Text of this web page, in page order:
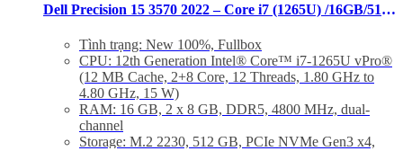
Dell Precision 15 3570 2022 – Core i7 (1265U) /16GB/512GB/NVIDIA T550/FHD
Tình trạng: New 100%, Fullbox
CPU: 12th Generation Intel® Core™ i7-1265U vPro®
(12 MB Cache, 2+8 Core, 12 Threads, 1.80 GHz to
4.80 GHz, 15 W)
RAM: 16 GB, 2 x 8 GB, DDR5, 4800 MHz, dual-
channel
Storage: M.2 2230, 512 GB, PCIe NVMe Gen3 x4,